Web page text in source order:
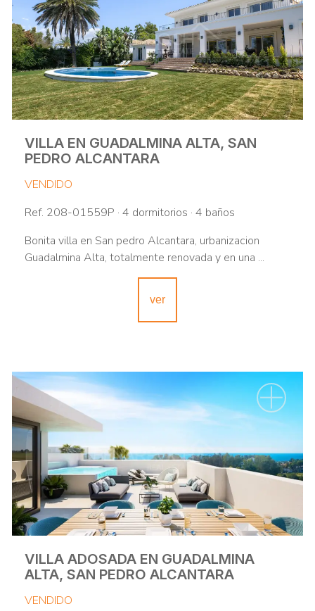
VILLA EN GUADALMINA ALTA, SAN
PEDRO ALCANTARA
VENDIDO
Ref. 208-01559P · 4 dormitorios · 4 baños
Bonita villa en San pedro Alcantara, urbanizacion
Guadalmina Alta, totalmente renovada y en una ...
ver
VILLA ADOSADA EN GUADALMINA
ALTA, SAN PEDRO ALCANTARA
VENDIDO